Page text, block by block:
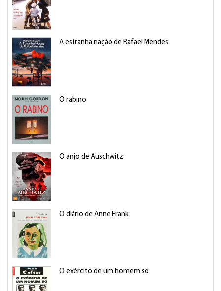
A estranha nação de Rafael Mendes
O rabino
O anjo de Auschwitz
O diário de Anne Frank
O exército de um homem só